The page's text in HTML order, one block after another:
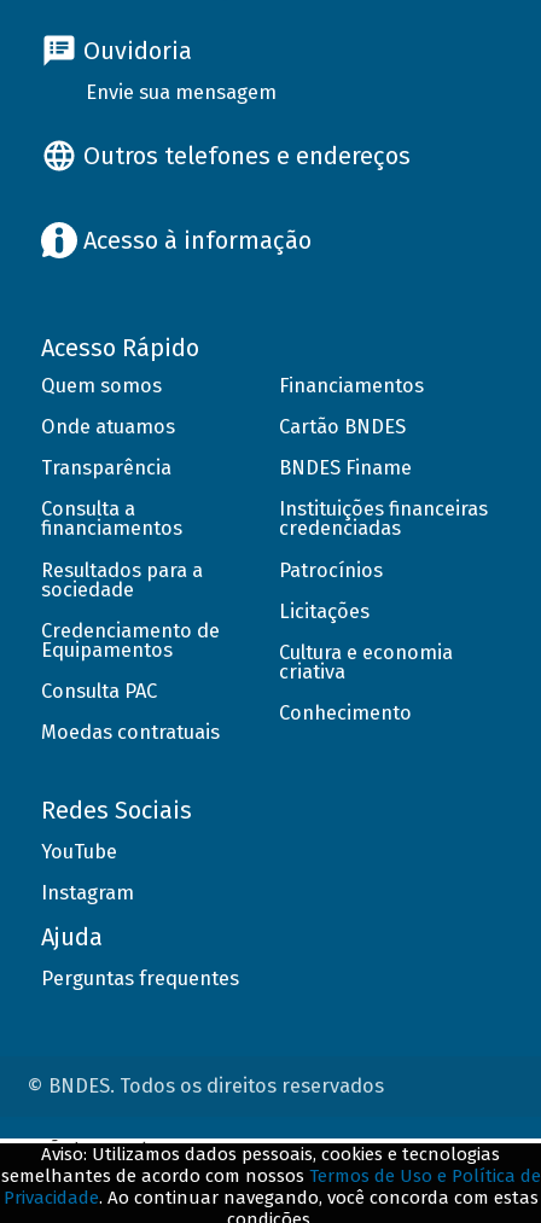
Ouvidoria
Envie sua mensagem
Outros telefones e endereços
Acesso à informação
Acesso Rápido
Quem somos
Onde atuamos
Transparência
Consulta a
financiamentos
Resultados para a
sociedade
Credenciamento de
Equipamentos
Consulta PAC
Moedas contratuais
Financiamentos
Cartão BNDES
BNDES Finame
Instituições financeiras
credenciadas
Patrocínios
Licitações
Cultura e economia
criativa
Conhecimento
Redes Sociais
YouTube
Instagram
Ajuda
Perguntas frequentes
© BNDES. Todos os direitos reservados
Aviso: Utilizamos dados pessoais, cookies e tecnologias
semelhantes de acordo com nossos Termos de Uso e Política de
Privacidade. Ao continuar navegando, você concorda com estas
ConteÃºdo complementar
${title}${badge}